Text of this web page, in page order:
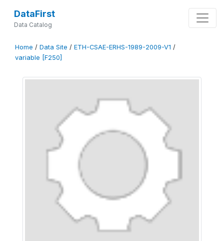
DataFirst
Data Catalog
Home / Data Site / ETH-CSAE-ERHS-1989-2009-V1 /
variable [F250]